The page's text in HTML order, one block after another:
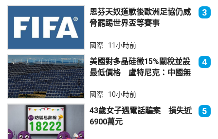
恩芬天奴道歉後歐洲足協仍威
脅罷踢世界盃等賽事
3
國際 11小時前
美國對多晶硅徵15%關稅並設
最低價格 盧特尼克：中國無
4
國際 10小時前
43歲女子遇電話騙案 損失近
6900萬元
5